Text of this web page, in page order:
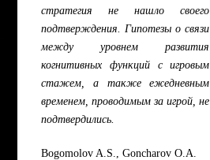
стратегия не нашло своего
подтверждения. Гипотезы о связи
между уровнем развития
когнитивных функций с игровым
стажем, а также ежедневным
временем, проводимым за игрой, не
подтвердились.
Bogomolov A.S., Goncharov O.A.